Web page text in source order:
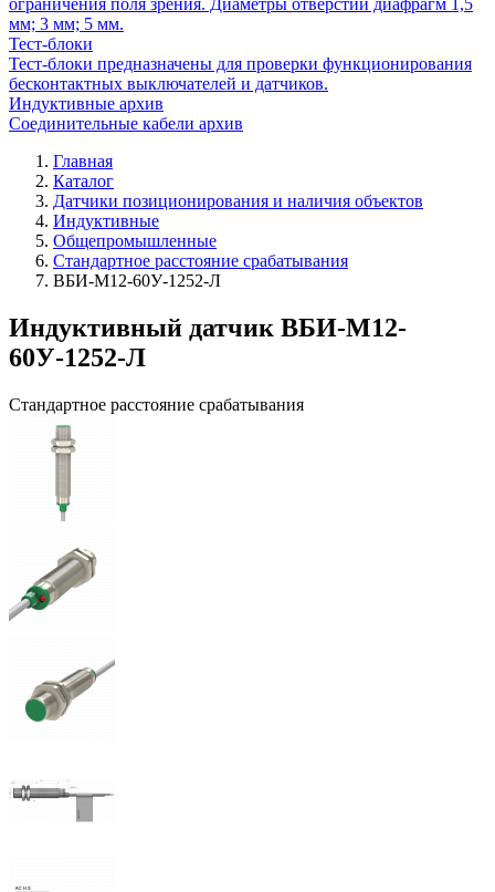
ограничения поля зрения. Диаметры отверстий диафрагм 1,5
мм; 3 мм; 5 мм.
Тест-блоки
Тест-блоки предназначены для проверки функционирования
бесконтактных выключателей и датчиков.
Индуктивные архив
Соединительные кабели архив
Главная
Каталог
Датчики позиционирования и наличия объектов
Индуктивные
Общепромышленные
Стандартное расстояние срабатывания
ВБИ-М12-60У-1252-Л
Индуктивный датчик ВБИ-М12-
60У-1252-Л
Стандартное расстояние срабатывания